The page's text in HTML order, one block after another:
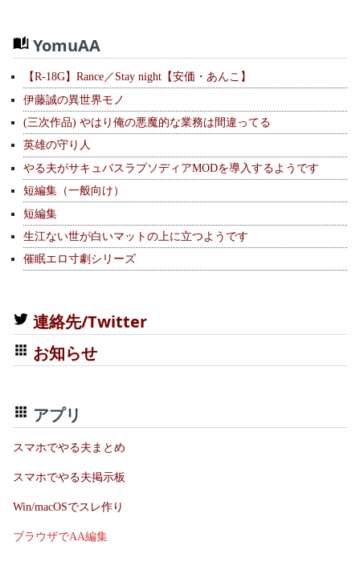
YomuAA
【R-18G】Rance／Stay night【安価・あんこ】
伊藤誠の異世界モノ
(三次作品) やはり俺の悪魔的な業務は間違ってる
英雄の守り人
やる夫がサキュバスラプソディアMODを導入するようです
短編集（一般向け）
短編集
生江ない世が白いマットの上に立つようです
催眠エロ寸劇シリーズ
連絡先/Twitter
お知らせ
アプリ
スマホでやる夫まとめ
スマホでやる夫掲示板
Win/macOSでスレ作り
ブラウザでAA編集